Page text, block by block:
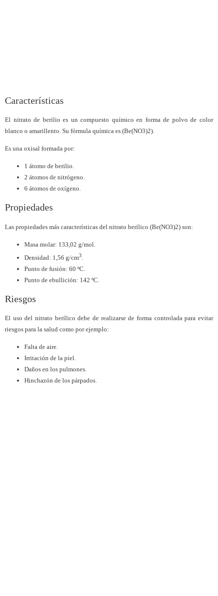
Características
El nitrato de berilio es un compuesto químico en forma de polvo de color
blanco o amarillento. Su fórmula química es (Be(NO3)2).
Es una oxisal formada por:
1 átomo de berilio.
2 átomos de nitrógeno.
6 átomos de oxígeno.
Propiedades
Las propiedades más características del nitrato berílico (Be(NO3)2) son:
Masa molar: 133,02 g/mol.
Densidad: 1,56 g/cm3
Punto de fusión: 60 ºC.
Punto de ebullición: 142 ºC.
Riesgos
El uso del nitrato berílico debe de realizarse de forma controlada para evitar
riesgos para la salud como por ejemplo:
Falta de aire.
Irritación de la piel.
Daños en los pulmones.
Hinchazón de los párpados.